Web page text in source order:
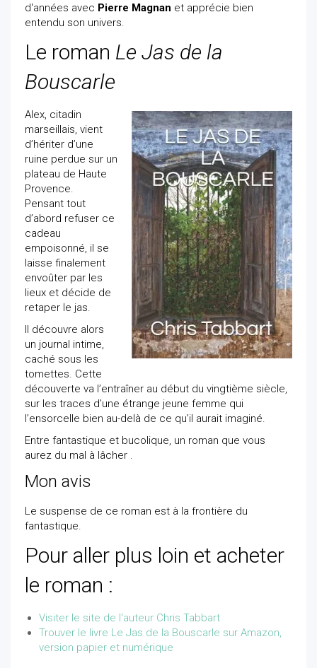
d'années avec Pierre Magnan et apprécie bien
entendu son univers.
Le roman Le Jas de la
Bouscarle
Alex, citadin
marseillais, vient
d’hériter d’une
ruine perdue sur un
plateau de Haute
Provence.
Pensant tout
d’abord refuser ce
cadeau
empoisonné, il se
laisse finalement
envoûter par les
lieux et décide de
retaper le jas.
Il découvre alors
un journal intime,
caché sous les
tomettes. Cette
découverte va l’entraîner au début du vingtième siècle,
sur les traces d’une étrange jeune femme qui
l’ensorcelle bien au-delà de ce qu’il aurait imaginé.
Entre fantastique et bucolique, un roman que vous
aurez du mal à lâcher .
Mon avis
Le suspense de ce roman est à la frontière du
fantastique.
Pour aller plus loin et acheter
le roman :
Visiter le site de l'auteur Chris Tabbart
Trouver le livre Le Jas de la Bouscarle sur Amazon,
version papier et numérique